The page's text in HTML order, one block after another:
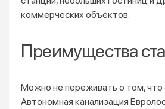
коммерческих объектов.
Преимущества
Можно не переживать о том, что
Автономная канализация